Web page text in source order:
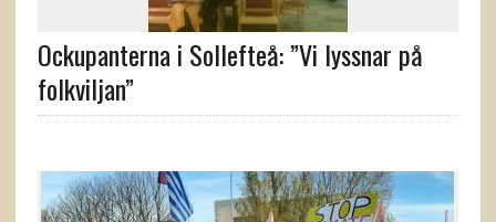
Ockupanterna i Sollefteå: ”Vi lyssnar på
folkviljan”